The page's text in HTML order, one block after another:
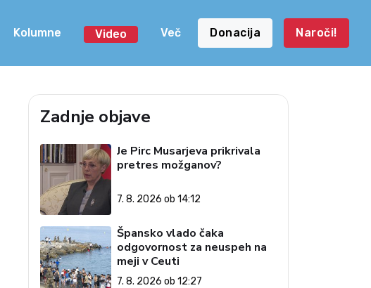
Kolumne Video Več Donacija Naroči!
Zadnje objave
Je Pirc Musarjeva prikrivala
pretres možganov?
7. 8. 2026 ob 14:12
Špansko vlado čaka
odgovornost za neuspeh na
meji v Ceuti
7. 8. 2026 ob 12:27